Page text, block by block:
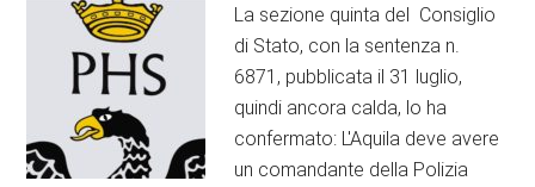
La sezione quinta del Consiglio
di Stato, con la sentenza n.
6871, pubblicata il 31 luglio,
quindi ancora calda, lo ha
confermato: L'Aquila deve avere
un comandante della Polizia